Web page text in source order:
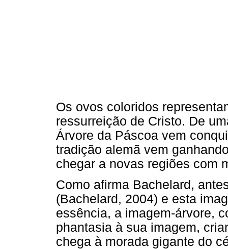
Os ovos coloridos
ressurreição de Cristo. De
Árvore da Páscoa vem
tradição alemã vem
chegar a novas regiões com
Como afirma Bachelard,
(Bachelard, 2004) e esta
essência, a imagem-árvore,
phantasia à sua imagem,
chega à morada gigante do